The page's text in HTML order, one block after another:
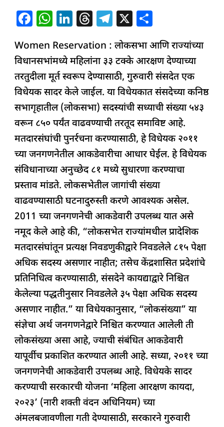
F
c
e
b
o
o
k
W
at
s
A
p
p
Li
k
e
dI
n
T
re
a
d
s
T
el
e
g
ra
m
X
h
ar
e
Women Reservation : लोकसभा आणि राज्यांच्या
विधानसभांमध्ये महिलांना ३३ टक्के आरक्षण देण्याच्या
तरतुदीला मूर्त स्वरूप देण्यासाठी, गुरुवारी संसदेत एक
विधेयक सादर केले जाईल. या विधेयकात संसदेच्या कनिष्ठ
सभागृहातील (लोकसभा) सदस्यांची सध्याची संख्या ५४३
वरून ८५० पर्यंत वाढवण्याची तरतूद समाविष्ट आहे.
मतदारसंघांची पुनर्रचना करण्यासाठी, हे विधेयक २०११
च्या जनगणनेतील आकडेवारीचा आधार घेईल. हे विधेयक
संविधानाच्या अनुच्छेद ८१ मध्ये सुधारणा करण्याचा
प्रस्ताव मांडते. लोकसभेतील जागांची संख्या
वाढवण्यासाठी घटनादुरुस्ती करणे आवश्यक असेल.
2011 च्या जनगणनेची आकडेवारी उपलब्ध यात असे
नमूद केले आहे की, “लोकसभेत राज्यांमधील प्रादेशिक
मतदारसंघांतून प्रत्यक्ष निवडणुकीद्वारे निवडलेले ८१५ पेक्षा
अधिक सदस्य असणार नाहीत; तसेच केंद्रशासित प्रदेशांचे
प्रतिनिधित्व करण्यासाठी, संसदेने कायद्याद्वारे निश्चित
केलेल्या पद्धतीनुसार निवडलेले ३५ पेक्षा अधिक सदस्य
असणार नाहीत.” या विधेयकानुसार, “लोकसंख्या” या
संज्ञेचा अर्थ जनगणनेद्वारे निश्चित करण्यात आलेली ती
लोकसंख्या असा आहे, ज्याची संबंधित आकडेवारी
यापूर्वीच प्रकाशित करण्यात आली आहे. सध्या, २०११ च्या
जनगणनेची आकडेवारी उपलब्ध आहे. विधेयके सादर
करण्याची सरकारची योजना ‘महिला आरक्षण कायदा,
२०२३’ (नारी शक्ती वंदन अधिनियम) च्या
अंमलबजावणीला गती देण्यासाठी, सरकारने गुरुवारी